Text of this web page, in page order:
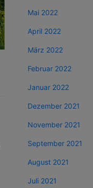
Mai 2022
April 2022
März 2022
Februar 2022
Januar 2022
Dezember 2021
November 2021
September 2021
August 2021
Juli 2021